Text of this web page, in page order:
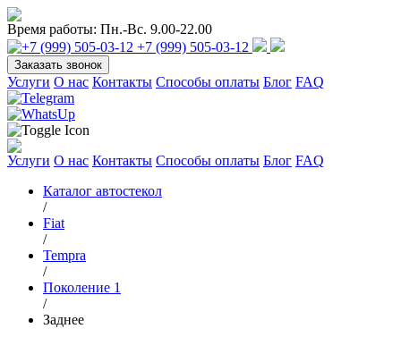
Время работы: Пн.-Вс. 9.00-22.00
+7 (999) 505-03-12
Заказать звонок
Услуги О нас Контакты Способы оплаты Блог FAQ
Услуги О нас Контакты Способы оплаты Блог FAQ
Каталог автостекол
/
Fiat
/
Tempra
/
Поколение 1
/
Заднее